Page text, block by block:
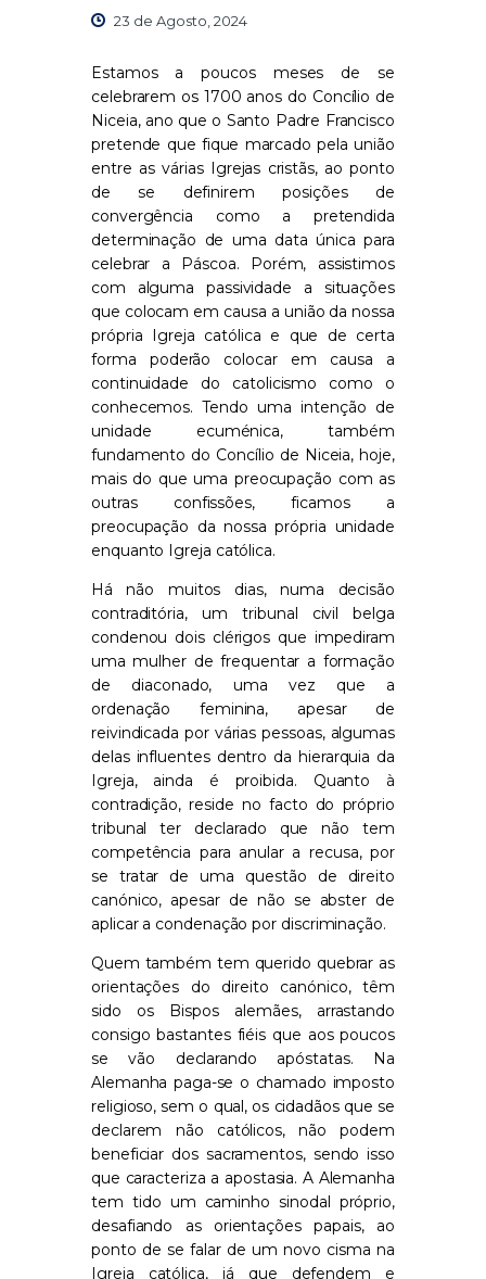
23 de Agosto, 2024
Estamos a poucos meses de se
celebrarem os 1700 anos do Concílio de
Niceia, ano que o Santo Padre Francisco
pretende que fique marcado pela união
entre as várias Igrejas cristãs, ao ponto
de se definirem posições de
convergência como a pretendida
determinação de uma data única para
celebrar a Páscoa.
Porém, assistimos
com alguma passividade a situações
que colocam em causa a união da nossa
própria Igreja católica e que de certa
forma poderão colocar em causa a
continuidade do catolicismo como o
conhecemos. Tendo uma intenção de
unidade ecuménica, também
fundamento do Concílio de Niceia, hoje,
mais do que uma preocupação com as
outras confissões, ficamos a
preocupação da nossa própria unidade
enquanto Igreja católica.
Há não muitos dias, numa decisão
contraditória, um tribunal civil belga
condenou dois clérigos que impediram
uma mulher de frequentar a formação
de diaconado, uma vez que a
ordenação feminina, apesar de
reivindicada por várias pessoas, algumas
delas influentes dentro da hierarquia da
Igreja, ainda é proibida. Quanto à
contradição, reside no facto do próprio
tribunal ter declarado que não tem
competência para anular a recusa, por
se tratar de uma questão de direito
canónico, apesar de não se abster de
aplicar a condenação por discriminação.
Quem também tem querido quebrar as
orientações do direito canónico, têm
sido os Bispos alemães, arrastando
consigo bastantes fiéis que aos poucos
se vão declarando apóstatas. Na
Alemanha paga-se o chamado imposto
religioso, sem o qual, os cidadãos que se
declarem não católicos, não podem
beneficiar dos sacramentos, sendo isso
que caracteriza a apostasia. A Alemanha
tem tido um caminho sinodal próprio,
desafiando as orientações papais, ao
ponto de se falar de um novo cisma na
Igreja católica, já que defendem e